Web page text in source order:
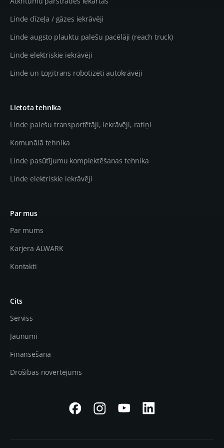
Linde dīzeļa / gāzes iekrāvēji
Linde augsto plauktu palešu pacēlāji (reach truck)
Linde elektriskie iekrāvēji
Linde un Logitrans robotizēti autokrāvēji
Lietota tehnika
Linde palešu transportētāji, iekrāvēji, ratiņi
Komunālā tehnika
Linde pasūtījumu komplektēšanas tehnika
Linde elektriskie iekrāvēji
Par mus
Par mums
Karjera ALWARK
Kontakti
Cits
Serviss
Jaunumi
Finansēšana
Drošības novērtējums